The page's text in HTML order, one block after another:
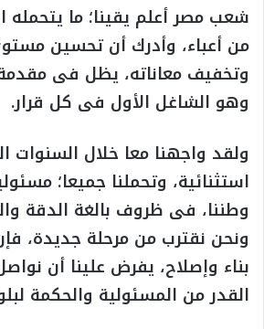
شعب مصر أعلم يقينا؛ ما
من أعباء، وأدرك أن تحسين
وتخفيف معاناته، يظل فى مقدمة
وهو الشاغل الأول فى كل قرار.
ولقد واجهنا معا خلال السنوات
استثنائية، وتحملنا جميعا؛
وطننا، فى ظروف بالغة الدقة
ونحن نقترب من مرحلة جديدة،
بناء وإصلاح، يفرض علينا أن
القدر من المسئولية والحكمة